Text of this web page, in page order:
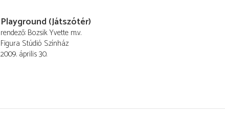
Playground (Játszótér)
rendező Bozsik Yvette m.v.
Figura Stúdió Színház
2009. április 30.